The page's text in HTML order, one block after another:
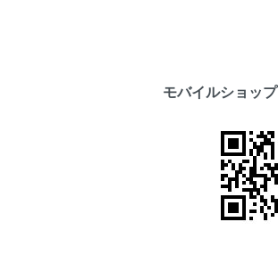
モバイルショップ